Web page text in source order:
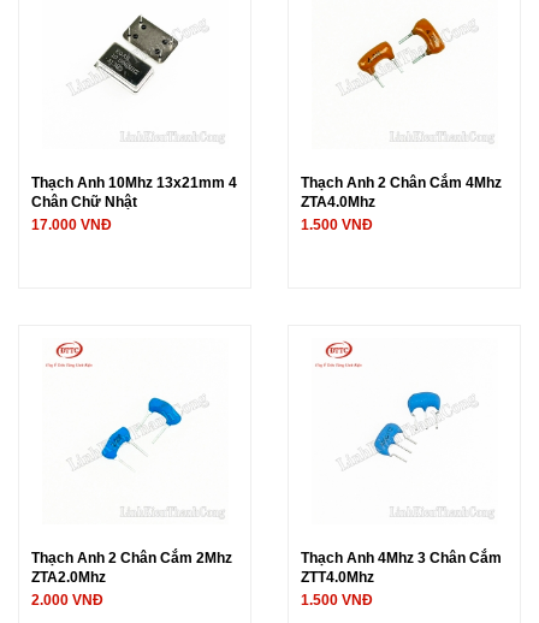
Thạch Anh 10Mhz 13x21mm 4
Chân Chữ Nhật
17.000 VNĐ
Thạch Anh 2 Chân Cắm 4Mhz
ZTA4.0Mhz
1.500 VNĐ
Thạch Anh 2 Chân Cắm 2Mhz
ZTA2.0Mhz
2.000 VNĐ
Thạch Anh 4Mhz 3 Chân Cắm
ZTT4.0Mhz
1.500 VNĐ